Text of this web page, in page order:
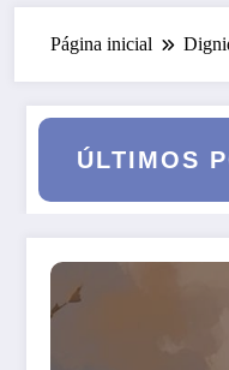
Página inicial
ÚLTIMOS
vai a julgamento
Curso: